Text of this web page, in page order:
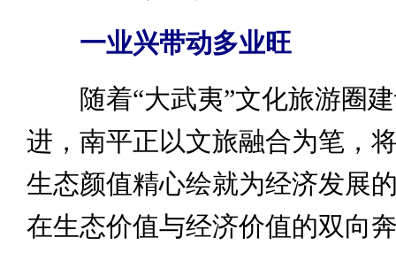
一业兴带动多业旺
随着“大武夷”文化旅游圈建
进，南平正以文旅融合为笔，
生态颜值精心绘就为经济发展
在生态价值与经济价值的双向